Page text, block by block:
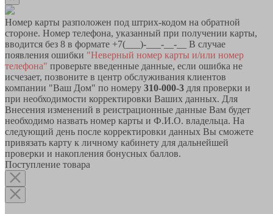
Номер карты разположен под штрих-кодом на обратной
стороне. Номер телефона, указанный при получении карты,
вводится без 8 в формате +7(___)-___-__-__ В случае
появления ошибки "Неверный номер карты и/или номер
телефона" проверьте введенные данные, если ошибка не
исчезает, позвоните в центр обслуживания клиентов
компании "Ваш Дом" по номеру 310-000-3 для проверки и
при необходимости корректировки Ваших данных. Для
Внесения изменений в реистрационные данные Вам будет
необходимо назвать номер карты и Ф.И.О. владельца. На
следующий день после корректировки данных Вы сможете
привязать карту к личному кабинету для дальнейшей
проверки и накопления бонусных баллов.
Поступление товара